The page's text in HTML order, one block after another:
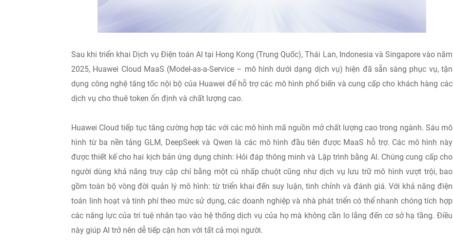
Sau khi triển khai Dịch vụ Điện toán AI tại Hong Kong (Trung Quốc), Thái Lan, Indonesia và Singapore vào năm
2025, Huawei Cloud MaaS (Model-as-a-Service – mô hình dưới dạng dịch vụ) hiện đã sẵn sàng phục vụ, tận
dụng công nghệ tăng tốc nội bộ của Huawei để hỗ trợ các mô hình phổ biến và cung cấp cho khách hàng các
dịch vụ cho thuê token ổn định và chất lượng cao.
Huawei Cloud tiếp tục tăng cường hợp tác với các mô hình mã nguồn mở chất lượng cao trong ngành. Sáu mô
hình từ ba nền tảng GLM, DeepSeek và Qwen là các mô hình đầu tiên được MaaS hỗ trợ. Các mô hình này
được thiết kế cho hai kịch bản ứng dụng chính: Hỏi đáp thông minh và Lập trình bằng AI. Chúng cung cấp cho
người dùng khả năng truy cập chỉ bằng một cú nhấp chuột cũng như dịch vụ lưu trữ mô hình vượt trội, bao
gồm toàn bộ vòng đời quản lý mô hình: từ triển khai đến suy luận, tinh chỉnh và đánh giá. Với khả năng điện
toán linh hoạt và tính phí theo mức sử dụng, các doanh nghiệp và nhà phát triển có thể nhanh chóng tích hợp
các năng lực của trí tuệ nhân tạo vào hệ thống dịch vụ của họ mà không cần lo lắng đến cơ sở hạ tầng. Điều
này giúp AI trở nên dễ tiếp cận hơn với tất cả mọi người.